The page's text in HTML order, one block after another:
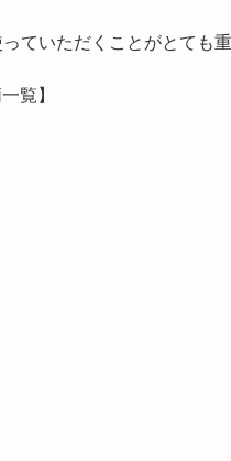
ていただくことがとても重
覧】